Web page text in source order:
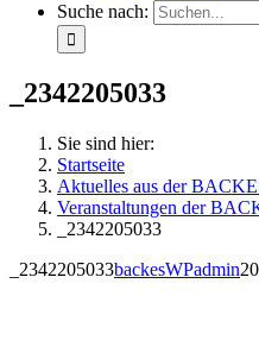
Suche nach:
_2342205033
Sie sind hier:
Startseite
Aktuelles aus der
Veranstaltungen der
_2342205033
_2342205033backesWPadmin